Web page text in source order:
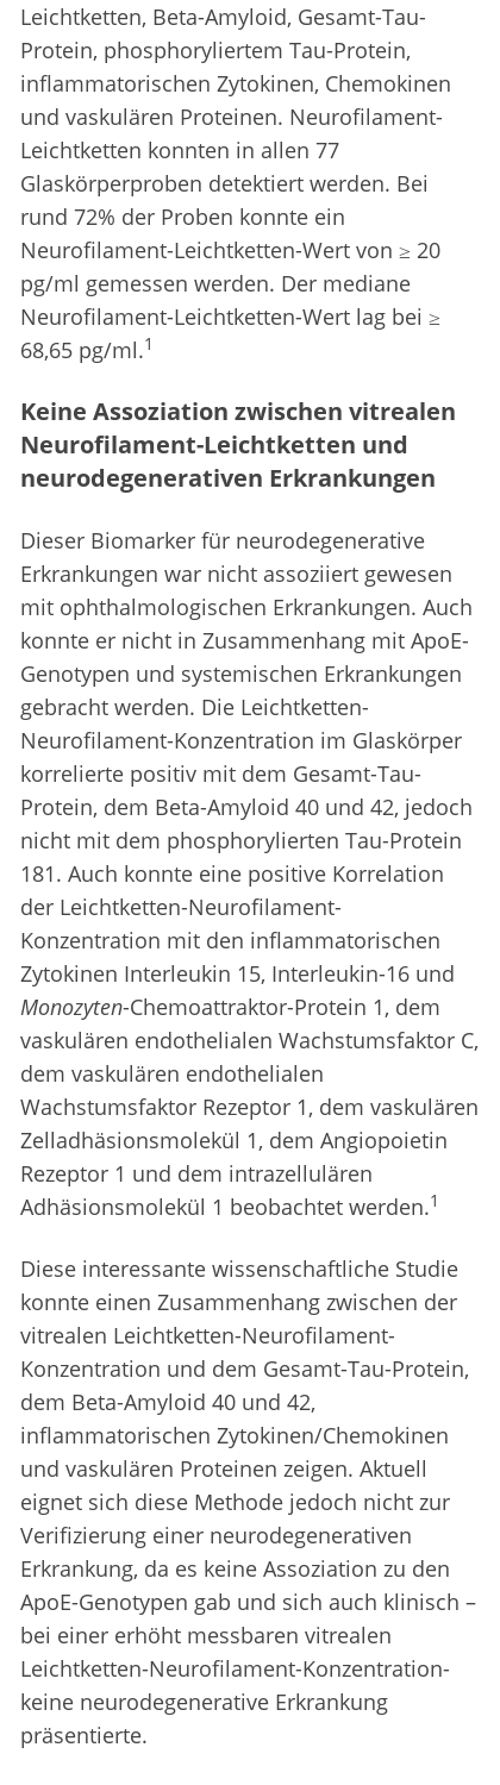
Leichtketten, Beta-Amyloid, Gesamt-Tau-
Protein, phosphoryliertem Tau-Protein,
inflammatorischen Zytokinen, Chemokinen
und vaskulären Proteinen. Neurofilament-
Leichtketten konnten in allen 77
Glaskörperproben detektiert werden. Bei
rund 72% der Proben konnte ein
Neurofilament-Leichtketten-Wert von ≥ 20
pg/ml gemessen werden. Der mediane
Neurofilament-Leichtketten-Wert lag bei ≥
68,65 pg/ml.1
Keine Assoziation zwischen vitrealen
Neurofilament-Leichtketten und
neurodegenerativen Erkrankungen
Dieser Biomarker für neurodegenerative
Erkrankungen war nicht assoziiert gewesen
mit ophthalmologischen Erkrankungen. Auch
konnte er nicht in Zusammenhang mit ApoE-
Genotypen und systemischen Erkrankungen
gebracht werden. Die Leichtketten-
Neurofilament-Konzentration im Glaskörper
korrelierte positiv mit dem Gesamt-Tau-
Protein, dem Beta-Amyloid 40 und 42, jedoch
nicht mit dem phosphorylierten Tau-Protein
181. Auch konnte eine positive Korrelation
der Leichtketten-Neurofilament-
Konzentration mit den inflammatorischen
Zytokinen Interleukin 15, Interleukin-16 und
Monozyten-Chemoattraktor-Protein 1, dem
vaskulären endothelialen Wachstumsfaktor C,
dem vaskulären endothelialen
Wachstumsfaktor Rezeptor 1, dem vaskulären
Zelladhäsionsmolekül 1, dem Angiopoietin
Rezeptor 1 und dem intrazellulären
Adhäsionsmolekül 1 beobachtet werden.1
Diese interessante wissenschaftliche Studie
konnte einen Zusammenhang zwischen der
vitrealen Leichtketten-Neurofilament-
Konzentration und dem Gesamt-Tau-Protein,
dem Beta-Amyloid 40 und 42,
inflammatorischen Zytokinen/Chemokinen
und vaskulären Proteinen zeigen. Aktuell
eignet sich diese Methode jedoch nicht zur
Verifizierung einer neurodegenerativen
Erkrankung, da es keine Assoziation zu den
ApoE-Genotypen gab und sich auch klinisch –
bei einer erhöht messbaren vitrealen
Leichtketten-Neurofilament-Konzentration-
keine neurodegenerative Erkrankung
präsentierte.